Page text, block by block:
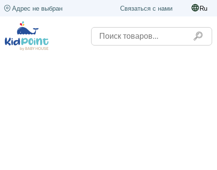
Адрес не выбран Связаться с нами Ru